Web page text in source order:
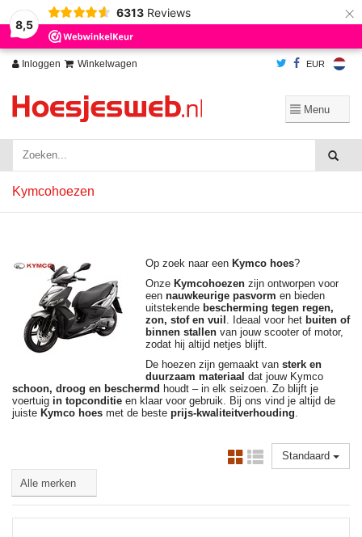
8,5
6313 Reviews ×
Inloggen Winkelwagen EUR
Kymcohoezen
Op zoek naar een Kymco hoes?
Onze Kymcohoezen zijn ontworpen voor
een nauwkeurige pasvorm en bieden
uitstekende bescherming tegen regen,
zon, stof en vuil . Ideaal voor het buiten of
binnen stallen van jouw scooter of motor,
zodat hij altijd netjes blijft.
De hoezen zijn gemaakt van sterk en
duurzaam materiaal dat jouw Kymco
schoon, droog en beschermd houdt – in elk seizoen. Zo blijft je
voertuig in topconditie en klaar voor gebruik. Bij ons vind je altijd de
juiste Kymco hoes met de beste prijs-kwaliteitverhouding.
Standaard
Wij slaan cookies op om onze website te verbeteren. Is dat akkoord?
Ja
Nee